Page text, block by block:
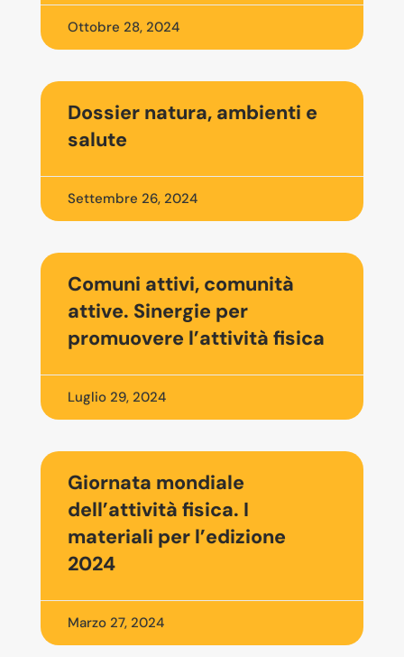
Ottobre 28, 2024
Dossier natura, ambienti e
salute
Settembre 26, 2024
Comuni attivi, comunità
attive. Sinergie per
promuovere l’attività fisica
Luglio 29, 2024
Giornata mondiale
dell’attività fisica. I
materiali per l’edizione
2024
Marzo 27, 2024